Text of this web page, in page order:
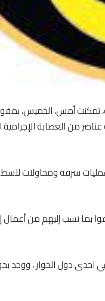
من العصابة
سرقة ومحاولات
بما نسب إليهم من أعمال
احدى دول الجوار ، ووجد